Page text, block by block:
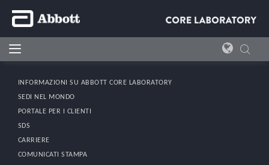
INFORMAZIONI SU ABBOTT CORE LABORATORY
SEDI NEL MONDO
PORTALE PER I CLIENTI
SDS
CARRIERE
COMUNICATI STAMPA